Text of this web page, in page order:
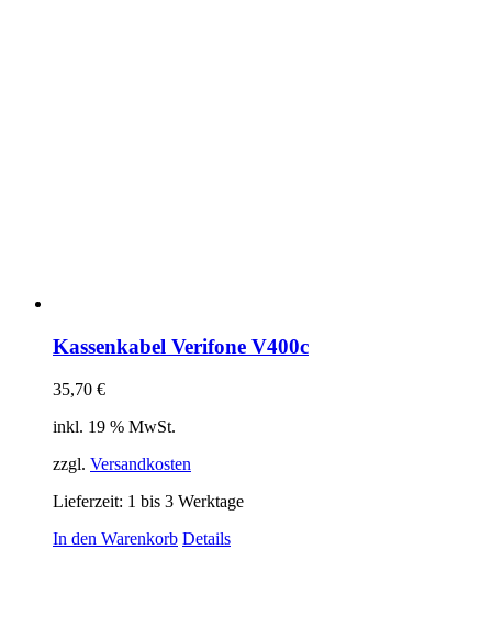
Kassenkabel Verifone V400c
35,70 €
inkl. 19 % MwSt.
zzgl. Versandkosten
Lieferzeit: 1 bis 3 Werktage
In den Warenkorb Details